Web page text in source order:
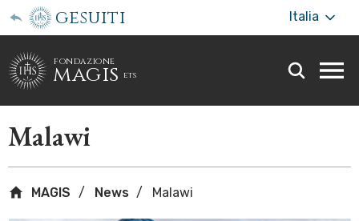
gesuiti Italia
fondazione
magis ets
Malawi
MAGIS News Malawi